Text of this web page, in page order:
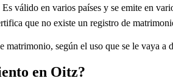
Es válido en varios países y se emite en
que no existe un registro de
matrimonio, según el uso que se le vaya a
en Oitz?